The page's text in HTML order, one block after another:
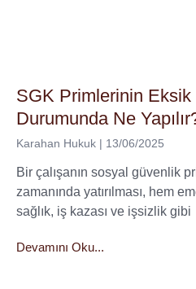
SGK Primlerinin Eksik
Durumunda Ne
Karahan Hukuk 13/06/2025
Bir çalışanın sosyal güvenlik
zamanında yatırılması, hem
sağlık, iş kazası ve işsizlik gibi
Devamını Oku...